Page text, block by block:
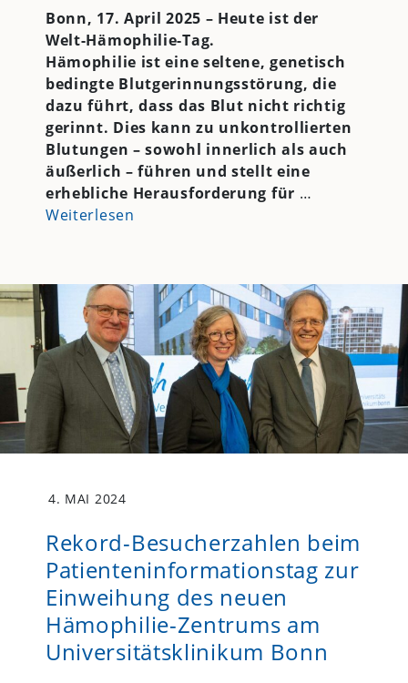
Bonn, 17. April 2025 – Heute ist der
Welt-Hämophilie-Tag.
Hämophilie ist eine seltene, genetisch
bedingte Blutgerinnungsstörung, die
dazu führt, dass das Blut nicht richtig
gerinnt. Dies kann zu unkontrollierten
Blutungen – sowohl innerlich als auch
äußerlich – führen und stellt eine
erhebliche Herausforderung für …
Weiterlesen
4. MAI 2024
Rekord-Besucherzahlen beim
Patienteninformationstag zur
Einweihung des neuen
Hämophilie-Zentrums am
Universitätsklinikum Bonn